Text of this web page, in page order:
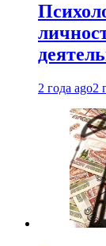
2 года ago2